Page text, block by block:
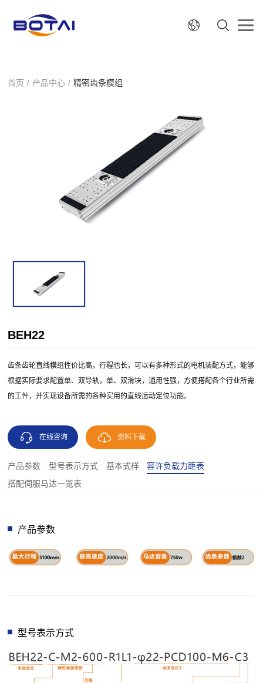
首页 / 产品中心 / 精密齿条模组
BEH22
齿条齿轮直线模组性价比高，行程也长，可以有多种形式的电机装配方式，能够
根据实际要求配置单、双导轨，单、双滑块，通用性强，方便搭配各个行业所需
的工件，并实现设备所需的各种实用的直线运动定位功能。
在线咨询 资料下载
产品参数 型号表示方式 基本式样
容许负载力距表
搭配伺服马达一览表
产品参数
型号表示方式